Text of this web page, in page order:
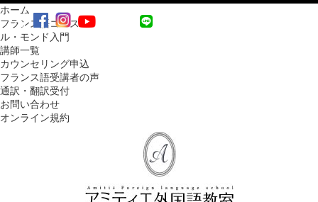
ホーム
フランス語コース
ル・モンド入門
講師一覧
カウンセリング申込
フランス語受講者の声
通訳・翻訳受付
お問い合わせ
オンライン規約